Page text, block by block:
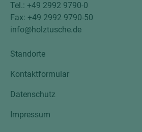
Tel.: +49 2992 9790-0
Fax: +49 2992 9790-50
info@holztusche.de
Standorte
Kontaktformular
Datenschutz
Impressum